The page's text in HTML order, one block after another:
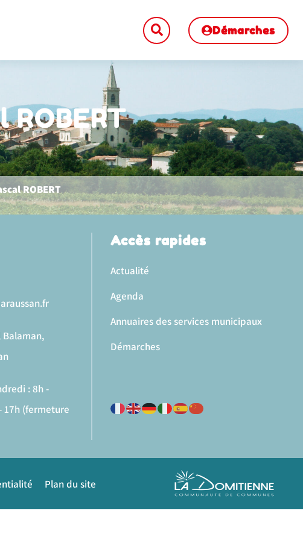
Démarches
ROBERT
ROBERT
Balaman,
: 8h -
17h (fermeture
Accès rapides
Actualité
Agenda
Annuaires des services municipaux
Démarches
Plan du site